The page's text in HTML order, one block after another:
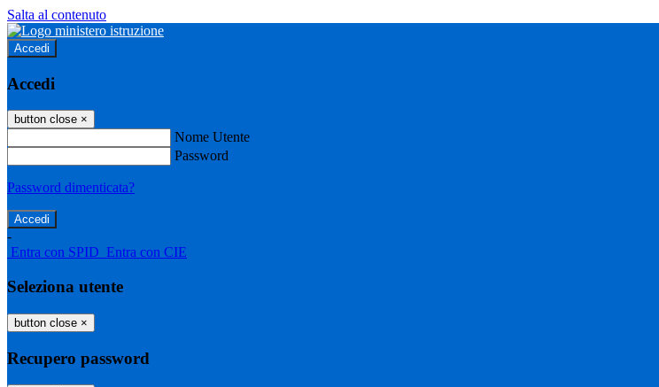
Salta al contenuto
Accedi
Accedi
button close ×
Nome Utente
Password
Password dimenticata?
-
Entra con SPID Entra con CIE
Seleziona utente
button close ×
Recupero password